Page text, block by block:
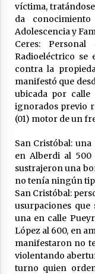
víctima,
da
Adolescencia y
Ceres:
Radioeléctrico se
contra la
manifestó que
ubicada por calle
ignorados previo
(01) motor de un
San Cristóbal:
en Alberdi al 500
sustrajeron una
no tenía ningún
San Cristóbal:
usurpaciones
una en calle
López al 600, en
manifestaron no
violentando
turno quien